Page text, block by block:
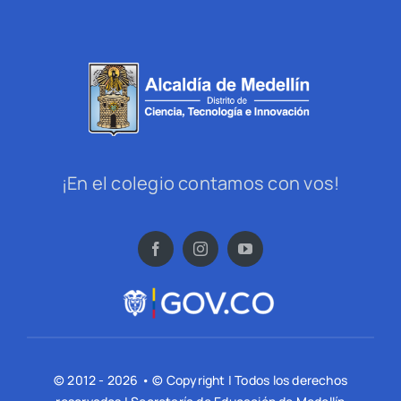
¡En el colegio contamos con vos!
© 2012 - 2026 • © Copyright | Todos los derechos